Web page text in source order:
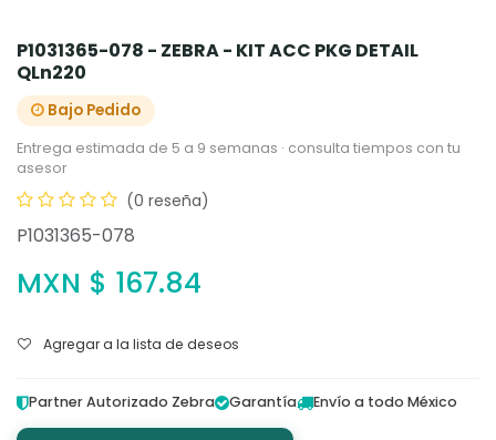
P1031365-078 - ZEBRA - KIT ACC PKG DETAIL
QLn220
Bajo Pedido
Entrega estimada de 5 a 9 semanas · consulta tiempos con tu
asesor
(0 reseña)
P1031365-078
MXN $ 167.84
Agregar a la lista de deseos
Partner Autorizado Zebra Garantía Envío a todo México